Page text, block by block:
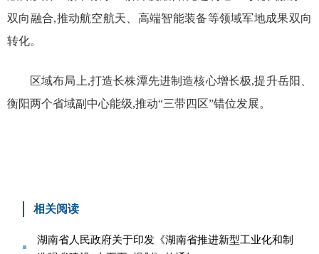
双向融合,推动航空航天、高端智能装备等领域军地成果双向
转化。
区域布局上,打造长株潭先进制造核心增长极,提升岳阳、
衡阳两个省域副中心能级,推动“三带四区”错位发展。
相关阅读
湖南省人民政府关于印发《湖南省推进新型工业化和制